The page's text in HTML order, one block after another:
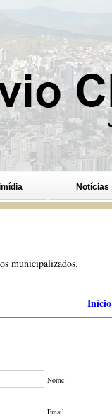
Notícias
municipalizados.
Início
Nome
Email